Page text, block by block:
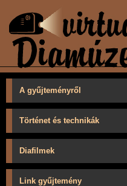
A gyűjteményről
Történet és technikák
Diafilmek
Link gyűjtemény